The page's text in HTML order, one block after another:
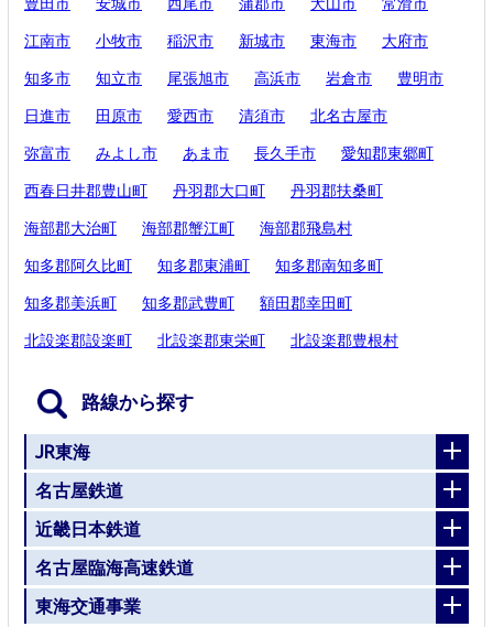
江南市 小牧市 稲沢市 新城市 東海市 大府市
知多市 知立市 尾張旭市 高浜市 岩倉市 豊明市
日進市 田原市 愛西市 清須市 北名古屋市
弥富市 みよし市 あま市 長久手市 愛知郡東郷町
西春日井郡豊山町 丹羽郡大口町 丹羽郡扶桑町
海部郡大治町 海部郡蟹江町 海部郡飛島村
知多郡阿久比町 知多郡東浦町 知多郡南知多町
知多郡美浜町 知多郡武豊町 額田郡幸田町
北設楽郡設楽町 北設楽郡東栄町 北設楽郡豊根村
路線から探す
JR東海
名古屋鉄道
近畿日本鉄道
名古屋臨海高速鉄道
東海交通事業